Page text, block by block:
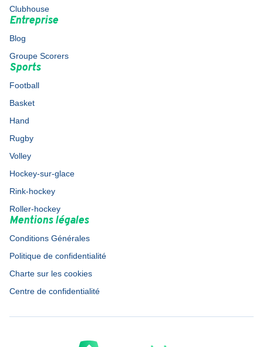
Clubhouse
Entreprise
Blog
Groupe Scorers
Sports
Football
Basket
Hand
Rugby
Volley
Hockey-sur-glace
Rink-hockey
Roller-hockey
Mentions légales
Conditions Générales
Politique de confidentialité
Charte sur les cookies
Centre de confidentialité